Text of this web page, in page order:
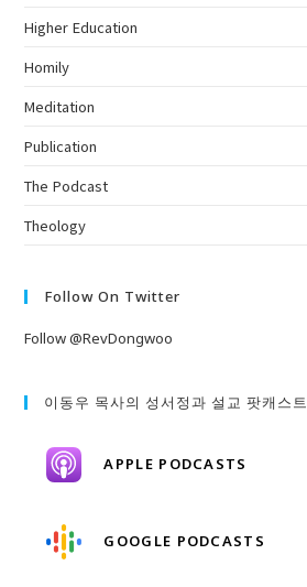
Higher Education
Homily
Meditation
Publication
The Podcast
Theology
Follow On Twitter
Follow @RevDongwoo
이동우 목사의 성서정과 설교 팟캐스트
APPLE PODCASTS
GOOGLE PODCASTS